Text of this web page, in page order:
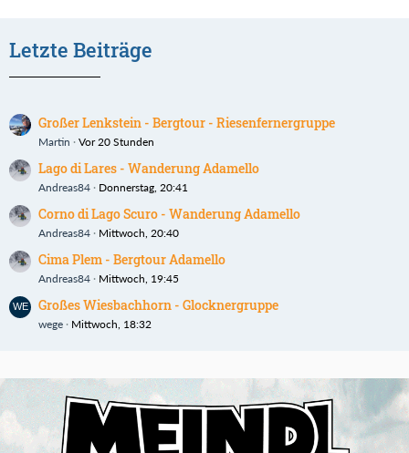
Letzte Beiträge
Großer Lenkstein - Bergtour - Riesenfernergruppe
Martin Vor 20 Stunden
Lago di Lares - Wanderung Adamello
Andreas84 Donnerstag, 20:41
Corno di Lago Scuro - Wanderung Adamello
Andreas84 Mittwoch, 20:40
Cima Plem - Bergtour Adamello
Andreas84 Mittwoch, 19:45
Großes Wiesbachhorn - Glocknergruppe
wege Mittwoch, 18:32